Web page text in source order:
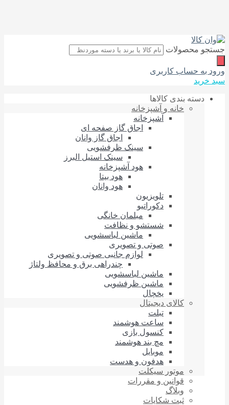
جستجو محصولات
ورود به حساب کاربری
سبد خرید
دسته بندی کالاها
خانه و آشپزخانه
آشپزخانه
اجاق گاز صفحه‌ ای
اجاق گاز وانان
سینک ظرفشویی
سینک استیل البرز
هود آشپزخانه
هود بیتا
هود وانان
تلویزیون
دکوراتیو
مبلمان خانگی
شستشو و نظافت
ماشین لباسشویی
صوتی و تصویری
لوازم جانبی صوتی و تصویری
چندراهی برق و محافظ ولتاژ
ماشین لباسشویی
ماشین ظرفشویی
یخچال
کالای دیجیتال
تبلت
ساعت هوشمند
کنسول بازی
مچ بند هوشمند
موبایل
هدفون و هدست
موتور سیکلت
قوانین و مقررات
وبلاگ
ثبت شکایات